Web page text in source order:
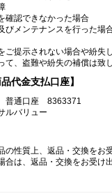
確認できなかった場合
びメンテナンスを行った場
ご提示されない場合や紛失
て、盗難や紛失の補償は致
代金支払口座】
普通口座 8363371
ルバリュー
の性質上、返品・交換をお
合は、返品・交換をお受け